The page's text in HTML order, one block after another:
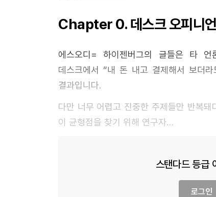
Chapter 0. 데스크 오피니언
에스오디= 하이젠버그의 글들은 타
데스크에서 “내 돈 내고 결제해서 보더
결과입니다.
다만 너무 어렵고 진중한 주제들만 반복
이 균형점을 찾기 위해 연구자…
스탠다드 등급
로그인